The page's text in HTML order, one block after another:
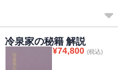
冷泉家の秘籍 解説
¥74,800 (税込)